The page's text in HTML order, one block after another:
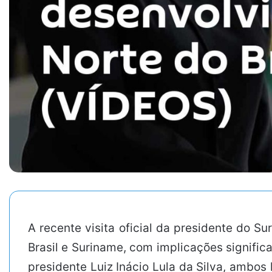
A recente visita oficial da presidente do
Brasil e Suriname, com implicações
presidente Luiz Inácio Lula da Silva,